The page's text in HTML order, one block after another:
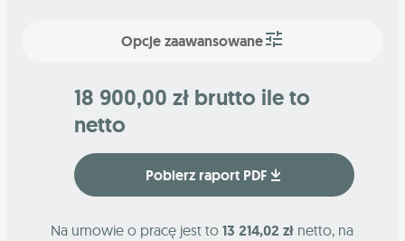
Opcje zaawansowane
18 900,00 zł brutto ile to
netto
Pobierz raport PDF
Na umowie o pracę jest to 13 214,02 zł netto, na